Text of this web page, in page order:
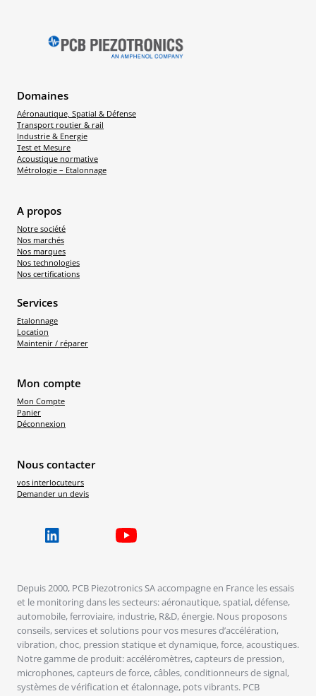
Domaines
Aéronautique, Spatial & Défense
Transport routier & rail
Industrie & Energie
Test et Mesure
Acoustique normative
Métrologie – Etalonnage
A propos
Notre société
Nos marchés
Nos marques
Nos technologies
Nos certifications
Services
Etalonnage
Location
Maintenir / réparer
Mon compte
Mon Compte
Panier
Déconnexion
Nous contacter
vos interlocuteurs
Demander un devis
Depuis 2000, PCB Piezotronics SA accompagne en France les essais
et le monitoring dans les secteurs: aéronautique, spatial, défense,
automobile, ferroviaire, industrie, R&D, énergie. Nous proposons
conseils, services et solutions pour vos mesures d’accélération,
vibration, choc, pression statique et dynamique, force, acoustiques.
Notre gamme de produit: accéléromètres, capteurs de pression,
microphones, capteurs de force, câbles, conditionneurs de signal,
systèmes de vérification et étalonnage, pots vibrants. PCB